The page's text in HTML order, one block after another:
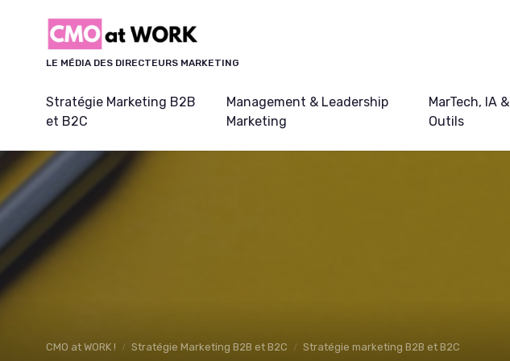
LE MÉDIA DES DIRECTEURS MARKETING
Stratégie Marketing B2B
et B2C
Management & Leadership
Marketing
MarTech, IA &
Outils
CMO at WORK ! Stratégie Marketing B2B et B2C Stratégie marketing B2B et B2C